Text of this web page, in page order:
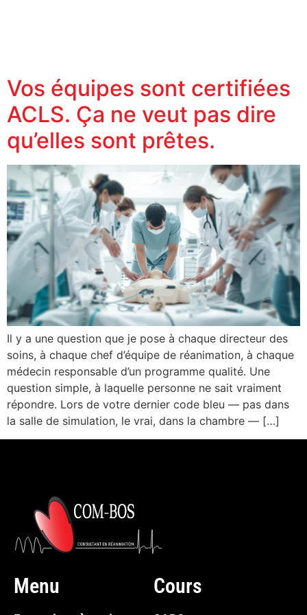
Vos équipes sont certifiées
ACLS. Ça ne veut pas dire
qu’elles sont prêtes.
Il y a une question que je pose à chaque directeur des
soins, à chaque chef d’équipe de réanimation, à chaque
médecin responsable d’un programme qualité. Une
question simple, à laquelle personne ne sait vraiment
répondre. Lors de votre dernier code bleu — pas dans
la salle de simulation, le vrai, dans la chambre — […]
Menu Cours